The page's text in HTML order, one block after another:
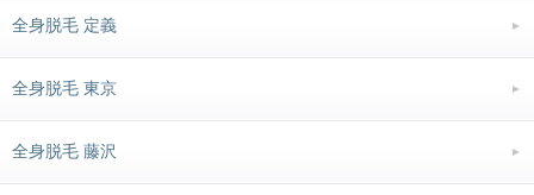
全身脱毛 定義
全身脱毛 東京
全身脱毛 藤沢